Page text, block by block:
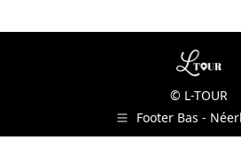
© L-TOUR
Footer Bas -